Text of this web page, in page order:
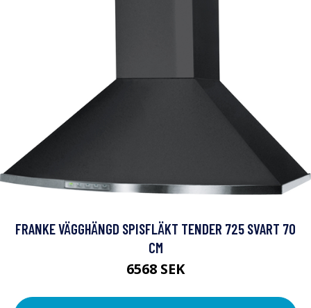
FRANKE VÄGGHÄNGD SPISFLÄKT TENDER 725 SVART 70
CM
6568 SEK